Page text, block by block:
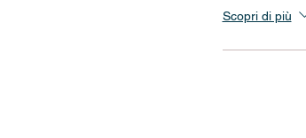
Scopri di più